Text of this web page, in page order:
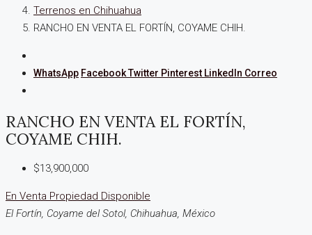
Terrenos en Chihuahua
RANCHO EN VENTA EL FORTÍN, COYAME CHIH.
WhatsApp FacebookTwitter Pinterest LinkedIn Correo
RANCHO EN VENTA EL FORTÍN,
COYAME CHIH.
$13,900,000
En Venta Propiedad Disponible
El Fortín, Coyame del Sotol, Chihuahua, México